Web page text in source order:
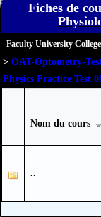
Fiches de
Faculty University
> OAT-Optometry-
Physics Practice Test
Nom du cours
..